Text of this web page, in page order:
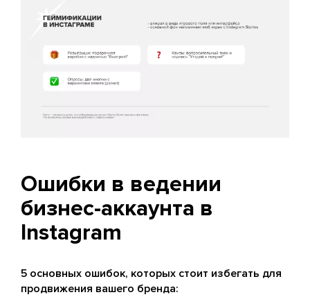
Ошибки в ведении
бизнес-аккаунта в
Instagram
5 основных ошибок, которых стоит избегать для
продвижения вашего бренда: